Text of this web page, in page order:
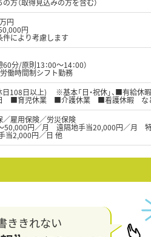
方（取得見込みの方を含む）
円
円
件により考慮します
60分/原則13：00～14：00）
働時間制シフト勤務
日108日以上) ※基本「日・祝休」、■有給
7日 ■育児休業 ■介護休業 ■看護休暇 な
雇用保険／労災保険
50,000円／月 遠隔地手当20,000円／月
2,000円／日 他
ききれない